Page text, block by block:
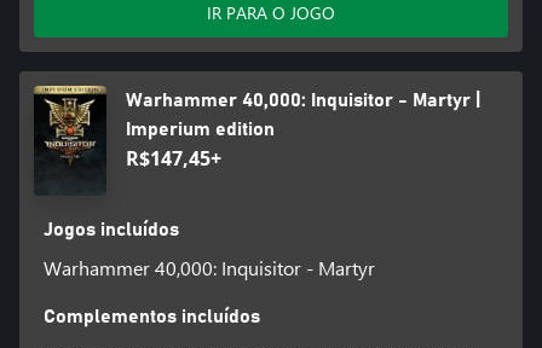
IR PARA O JOGO
Warhammer 40,000: Inquisitor - Martyr |
Imperium edition
R$147,45+
Jogos incluídos
Warhammer 40,000: Inquisitor - Martyr
Complementos incluídos